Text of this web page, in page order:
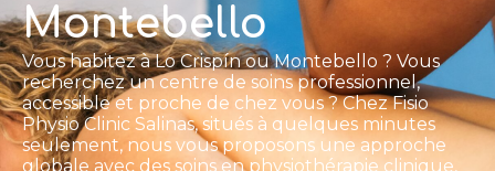
Montebello
Vous habitez à Lo Crispín ou Montebello ? Vous
recherchez un centre de soins professionnel,
accessible et proche de chez vous ? Chez Fisio
Physio Clinic Salinas, situés à quelques minutes
seulement, nous vous proposons une approche
globale avec des soins en physiothérapie clinique,